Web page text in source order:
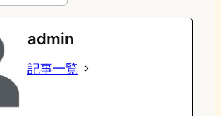
t
o
d
e
s
k
e
e
admin
記事一覧